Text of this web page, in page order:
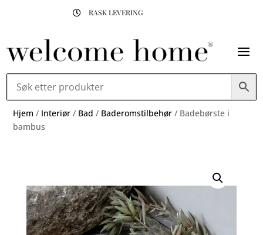
 RASK LEVERING
Hjem / Interiør / Bad / Baderomstilbehør / Badebørste i
bambus